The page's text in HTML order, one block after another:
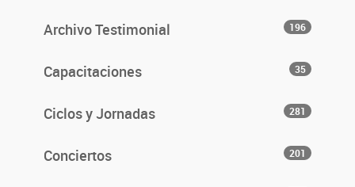
Archivo Testimonial 196
Capacitaciones 35
Ciclos y Jornadas 281
Conciertos 201